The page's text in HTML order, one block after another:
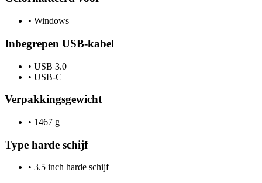
• Windows
Inbegrepen USB-kabel
• USB 3.0
• USB-C
Verpakkingsgewicht
• 1467 g
Type harde schijf
• 3.5 inch harde schijf